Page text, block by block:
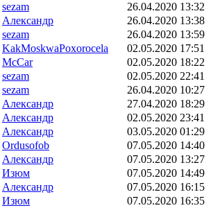
sezam
26.04.2020 13:32
Александр
26.04.2020 13:38
sezam
26.04.2020 13:59
KakMoskwaPoxorocela
02.05.2020 17:51
McCar
02.05.2020 18:22
sezam
02.05.2020 22:41
sezam
26.04.2020 10:27
Александр
27.04.2020 18:29
Александр
02.05.2020 23:41
Александр
03.05.2020 01:29
Ordusofob
07.05.2020 14:40
Александр
07.05.2020 13:27
Изюм
07.05.2020 14:49
Александр
07.05.2020 16:15
Изюм
07.05.2020 16:35